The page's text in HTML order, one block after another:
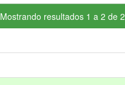
Mostrando resultados 1 a 2 de 2